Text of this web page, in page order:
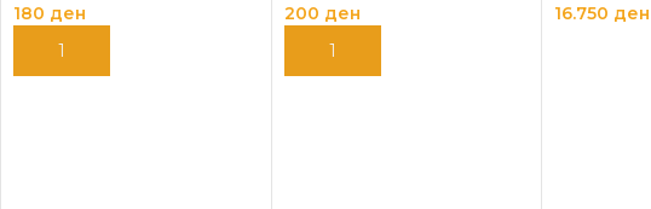
180 ден
ДОДАЈ ВО КОШНИЦА
200 ден
ДОДАЈ ВО КОШНИЦА
16.750 ден